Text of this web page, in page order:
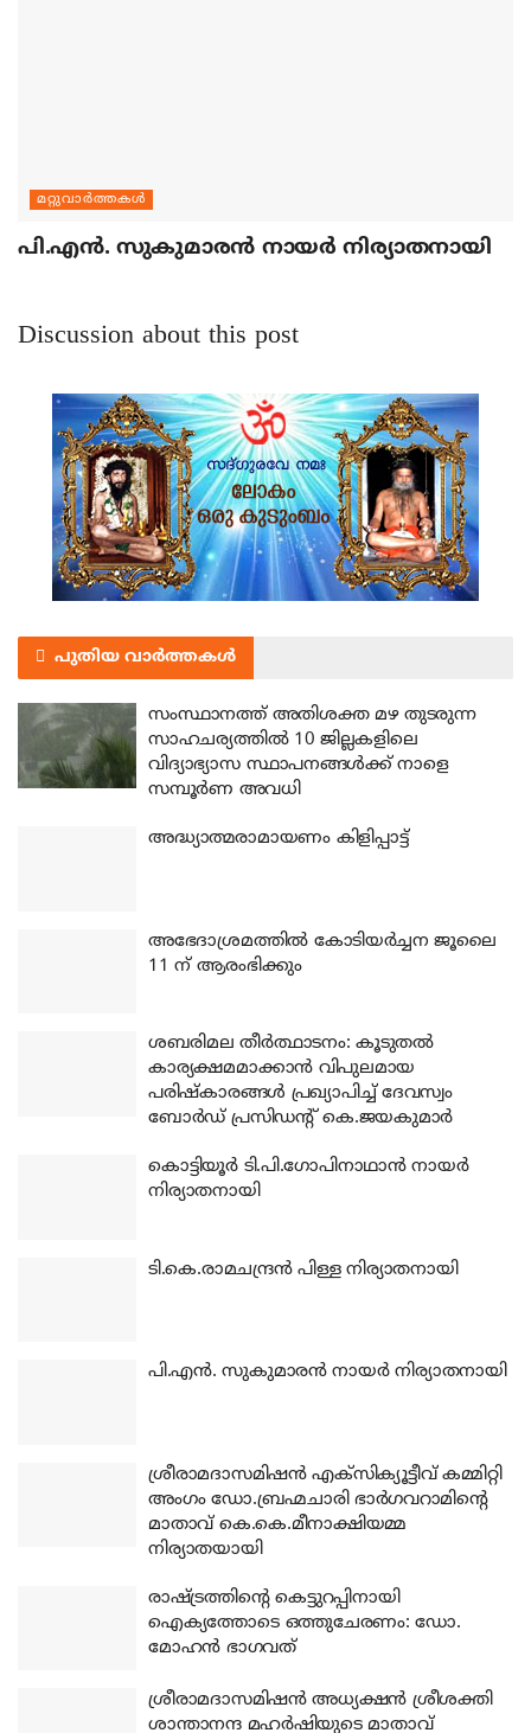
മറ്റുവാര്‍ത്തകള്‍
പി.എന്‍. സുകുമാരന്‍ നായര്‍ നിര്യാതനായി
Discussion about this post
പുതിയ വാർത്തകൾ
സംസ്ഥാനത്ത് അതിശക്ത മഴ തുടരുന്ന
സാഹചര്യത്തിൽ 10 ജില്ലകളിലെ
വിദ്യാഭ്യാസ സ്ഥാപനങ്ങൾക്ക് നാളെ
സമ്പൂർണ അവധി
അദ്ധ്യാത്മരാമായണം കിളിപ്പാട്ട്
അഭേദാശ്രമത്തില്‍ കോടിയര്‍ച്ചന ജൂലൈ
11 ന് ആരംഭിക്കും
ശബരിമല തീര്‍ത്ഥാടനം: കൂടുതല്‍
കാര്യക്ഷമമാക്കാന്‍ വിപുലമായ
പരിഷ്‌കാരങ്ങള്‍ പ്രഖ്യാപിച്ച് ദേവസ്വം
ബോര്‍ഡ് പ്രസിഡന്റ് കെ.ജയകുമാര്‍
കൊട്ടിയൂര്‍ ടി.പി.ഗോപിനാഥാന്‍ നായര്‍
നിര്യാതനായി
ടി.കെ.രാമചന്ദ്രന്‍ പിള്ള നിര്യാതനായി
പി.എന്‍. സുകുമാരന്‍ നായര്‍ നിര്യാതനായി
ശ്രീരാമദാസമിഷന്‍ എക്‌സിക്യൂട്ടീവ് കമ്മിറ്റി
അംഗം ഡോ.ബ്രഹ്മചാരി ഭാര്‍ഗവറാമിന്റെ
മാതാവ് കെ.കെ.മീനാക്ഷിയമ്മ
നിര്യാതയായി
രാഷ്ട്രത്തിന്റെ കെട്ടുറപ്പിനായി
ഐക്യത്തോടെ ഒത്തുചേരണം: ഡോ.
മോഹന്‍ ഭാഗവത്
ശ്രീരാമദാസമിഷന്‍ അധ്യക്ഷന്‍ ശ്രീശക്തി
ശാന്താനന്ദ മഹര്‍ഷിയുടെ മാതാവ്